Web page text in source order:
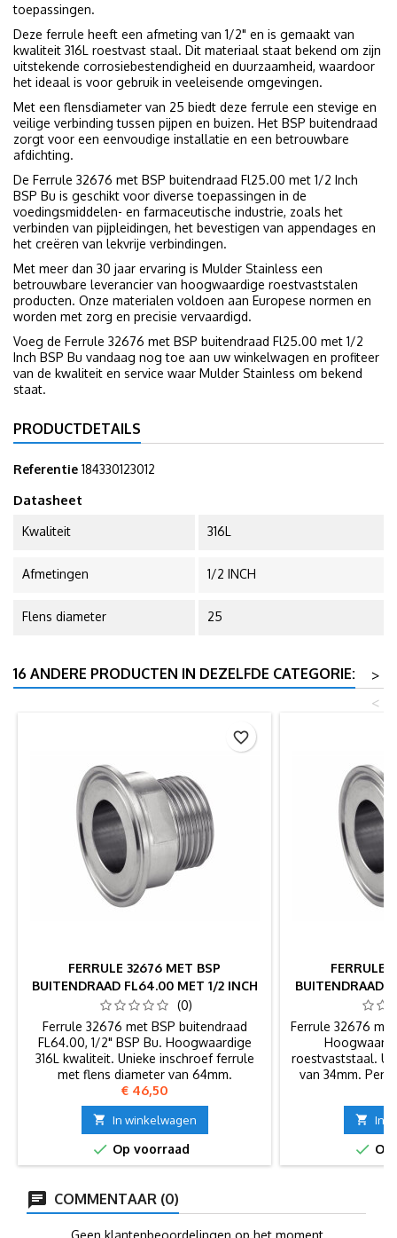
toepassingen.
Deze ferrule heeft een afmeting van 1/2" en is gemaakt van
kwaliteit 316L roestvast staal. Dit materiaal staat bekend om zijn
uitstekende corrosiebestendigheid en duurzaamheid, waardoor
het ideaal is voor gebruik in veeleisende omgevingen.
Met een flensdiameter van 25 biedt deze ferrule een stevige en
veilige verbinding tussen pijpen en buizen. Het BSP buitendraad
zorgt voor een eenvoudige installatie en een betrouwbare
afdichting.
De Ferrule 32676 met BSP buitendraad Fl25.00 met 1/2 Inch
BSP Bu is geschikt voor diverse toepassingen in de
voedingsmiddelen- en farmaceutische industrie, zoals het
verbinden van pijpleidingen, het bevestigen van appendages en
het creëren van lekvrije verbindingen.
Met meer dan 30 jaar ervaring is Mulder Stainless een
betrouwbare leverancier van hoogwaardige roestvaststalen
producten. Onze materialen voldoen aan Europese normen en
worden met zorg en precisie vervaardigd.
Voeg de Ferrule 32676 met BSP buitendraad Fl25.00 met 1/2
Inch BSP Bu vandaag nog toe aan uw winkelwagen en profiteer
van de kwaliteit en service waar Mulder Stainless om bekend
staat.
PRODUCTDETAILS
Referentie 184330123012
Datasheet
Kwaliteit 316L
Afmetingen 1/2 INCH
Flens diameter 25
16 ANDERE PRODUCTEN IN DEZELFDE CATEGORIE:
>
<
FERRULE 32676 MET BSP
BUITENDRAAD FL64.00 MET 1/2 INCH
BSP BU 1/2"(0)
Ferrule 32676 met BSP buitendraad
FL64.00, 1/2" BSP Bu. Hoogwaardige
316L kwaliteit. Unieke inschroef ferrule
met flens diameter van 64mm.
Prijs
€ 46,50
 In winkelwagen
 Op voorraad
favorite_border
FERRULE
BUITENDRAAD
Ferrule 32676
roestvaststaal.
van 34mm.
 In
 Op
COMMENTAAR (0)
Geen klantenbeoordelingen op het moment.